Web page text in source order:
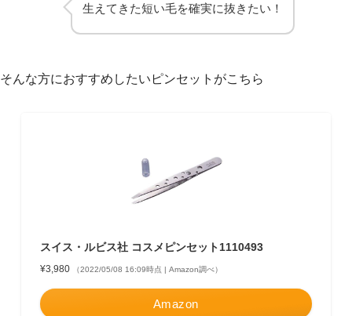
生えてきた短い毛を確実に抜きたい！
そんな方におすすめしたいピンセットがこちら
スイス・ルビス社 コスメピンセット1110493
¥3,980 （2022/05/08 16:09時点 | Amazon調べ）
Amazon